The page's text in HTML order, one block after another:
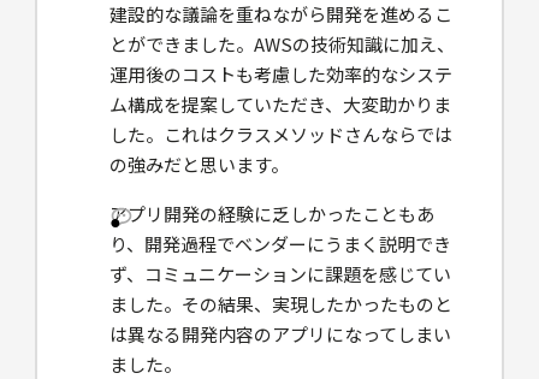
建設的な議論を重ねながら開発を進めるこ
とができました。AWSの技術知識に加え、
運用後のコストも考慮した効率的なシステ
ム構成を提案していただき、大変助かりま
した。これはクラスメソッドさんならでは
の強みだと思います。
アプリ開発の経験に乏しかったこともあ
り、開発過程でベンダーにうまく説明でき
ず、コミュニケーションに課題を感じてい
ました。その結果、実現したかったものと
は異なる開発内容のアプリになってしまい
ました。